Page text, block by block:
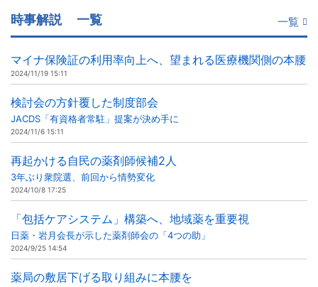
時事解説 一覧 一覧
マイナ保険証の利用率向上へ、望まれる医療機関側の本腰
2024/11/19 15:11
検討会の方針覆した制度部会
JACDS「有資格者常駐」提案が決め手に
2024/11/6 15:11
再起かける自民の薬剤師候補2人
3年ぶり衆院選、前回から情勢変化
2024/10/8 17:25
「包括ケアシステム」構築へ、地域薬を重要視
日薬・岩月会長が示した薬剤師会の「4つの助」
2024/9/25 14:54
薬局の敷居下げる取り組みに本腰を